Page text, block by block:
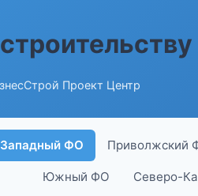
Проект Центр
ФО Приволжский
Южный ФО Северо-